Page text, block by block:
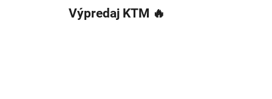
Výpredaj KTM 🔥